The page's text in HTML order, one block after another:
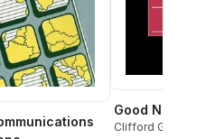
Good News
Clifford G.